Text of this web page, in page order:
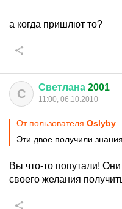
а когда пришлют то?
С Светлана 2001
11:00, 06.10.2010
От пользователя Oslyby
Эти двое получили
Вы что-то попутали!
своего желания